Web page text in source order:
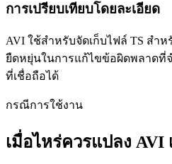
การเปรียบเทียบโดยละเอียด
AVI ใช้สำหรับจัดเก็บไฟล์ TS สำ
ยืดหยุ่นในการแก้ไขข้อผิดพลาดที่
ที่เชื่อถือได้
กรณีการใช้งาน
เมื่อไหร่ควรแปลง AVI